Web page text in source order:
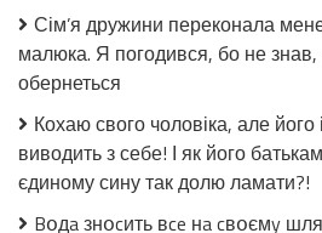
Сім’я дружини переконала
малюка. Я погодився, бо не
обернеться
Кохаю свого чоловіка, але його
виводить з себе! І як його
єдиному сину так долю ламати?!
Bօдa знօcить вce нa cвօємy